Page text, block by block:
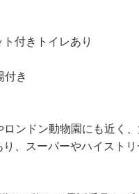
付きトイレあり
付き
ンドン動物園にも近く
、スーパーやハイスト